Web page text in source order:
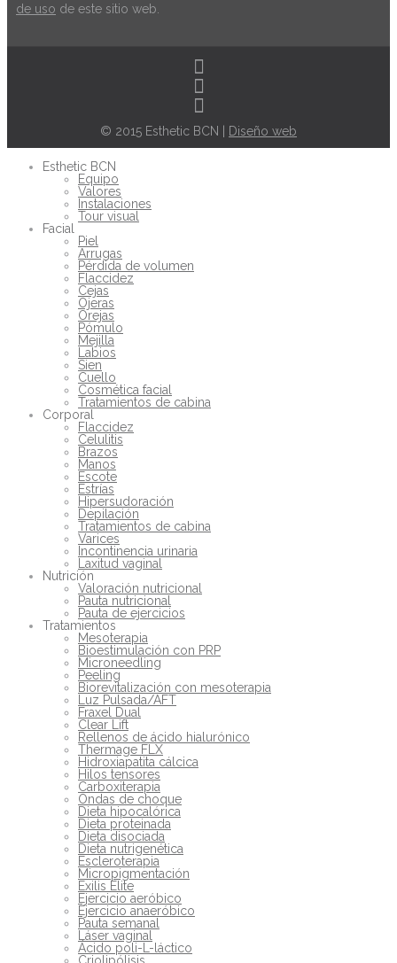
de uso de este sitio web.
© 2015 Esthetic BCN | Diseño web
Esthetic BCN
Equipo
Valores
Instalaciones
Tour visual
Facial
Piel
Arrugas
Pérdida de volumen
Flaccidez
Cejas
Ojeras
Orejas
Pómulo
Mejilla
Labios
Sien
Cuello
Cosmética facial
Tratamientos de cabina
Corporal
Flaccidez
Celulitis
Brazos
Manos
Escote
Estrías
Hipersudoración
Depilación
Tratamientos de cabina
Varices
Incontinencia urinaria
Laxitud vaginal
Nutrición
Valoración nutricional
Pauta nutricional
Pauta de ejercicios
Tratamientos
Mesoterapia
Bioestimulación con PRP
Microneedling
Peeling
Biorevitalización con mesoterapia
Luz Pulsada/AFT
Fraxel Dual
Clear Lift
Rellenos de ácido hialurónico
Thermage FLX
Hidroxiapatita cálcica
Hilos tensores
Carboxiterapia
Ondas de choque
Dieta hipocalórica
Dieta proteinada
Dieta disociada
Dieta nutrigenética
Escleroterapia
Micropigmentación
Exilis Elite
Ejercicio aeróbico
Ejercicio anaeróbico
Pauta semanal
Láser vaginal
Ácido poli-L-láctico